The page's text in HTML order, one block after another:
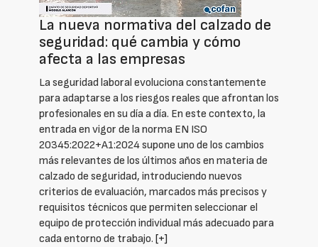
La nueva normativa del calzado de
seguridad: qué cambia y cómo
afecta a las empresas
La seguridad laboral evoluciona constantemente
para adaptarse a los riesgos reales que afrontan los
profesionales en su día a día. En este contexto, la
entrada en vigor de la norma EN ISO
20345:2022+A1:2024 supone uno de los cambios
más relevantes de los últimos años en materia de
calzado de seguridad, introduciendo nuevos
criterios de evaluación, marcados más precisos y
requisitos técnicos que permiten seleccionar el
equipo de protección individual más adecuado para
cada entorno de trabajo. [+]